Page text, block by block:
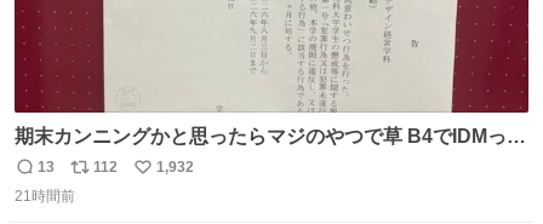
期末カンニングかと思ったらマジのやつで草 B4でIDMって
ことはおそらく就職だし、内定取り消し？ それと夏休み期
間の停学って無意味じゃね？
返
信
13
リ
ポ
112
い
1,932
21時間前